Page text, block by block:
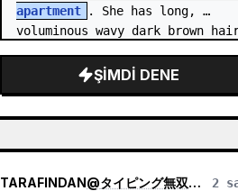
apartment
. She has long,
voluminous wavy dark brown
ŞIMDI DENE
TARAFINDAN@タイピング無双｜個人開発 2